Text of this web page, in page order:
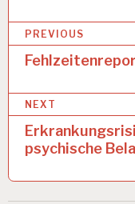
E
S
U
D
H
I
T
A
B
i
t
r
PREVIOUS
NEXT
psychische